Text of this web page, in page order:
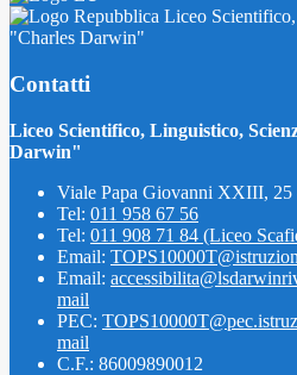
Liceo
"Charles Darwin"
Contatti
Liceo Scientifico, Linguistico,
Darwin"
Viale Papa Giovanni XXIII,
Tel: 011 958 67 56
Tel: 011 908 71 84 (Liceo
Email:
Email:
mail
PEC:
mail
C.F.: 86009890012